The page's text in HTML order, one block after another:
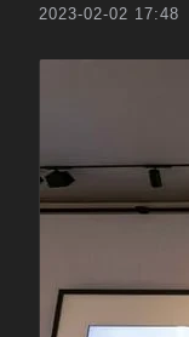
2023-02-02 17:48